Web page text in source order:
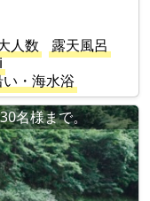
人数
露天風呂
・海水浴
名様まで。